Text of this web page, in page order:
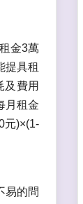
金3萬
提具租
及費用
月租金
元)×(1-
易的問